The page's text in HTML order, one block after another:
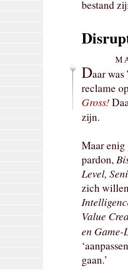
bestand
Daar
reclame
Gross!
zijn.
Maar
pardon,
Level,
zich
Value
en
gaan.’